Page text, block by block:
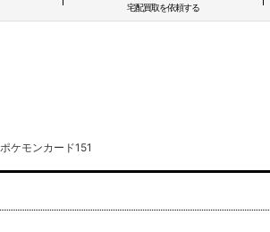
宅配買取を依頼する
ポケモンカード151